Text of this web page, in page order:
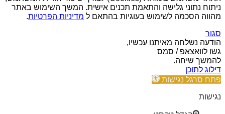
ניתוח נתוני גלישה והתאמת תכנים אישית. המשך השימוש באתר
מהווה הסכמה לשימוש בעוגיות בהתאם ל מדיניות הפרטיות.
סגור
הודעה נשלחה מאיתנו עכשיו,
גשו לוואצאפ / סמס
להמשך שיחה.
דילוג לתוכן
פתח סרגל נגישות
נגישות